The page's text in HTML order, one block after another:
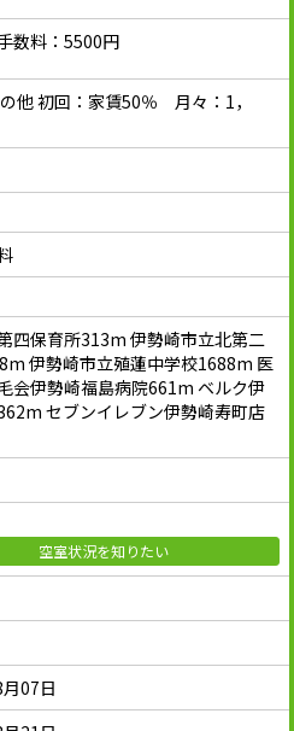
数料：5500円
他 初回：家賃50％ 月々：1，
四保育所313m 伊勢崎市立北第二
伊勢崎市立殖蓮中学校1688m 医
会伊勢崎福島病院661m ベルク伊
セブンイレブン伊勢崎寿町店
空室状況を知りたい
07日